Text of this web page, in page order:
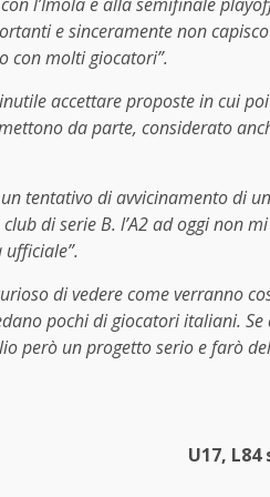
e sinceramente non
con molti giocatori”.
accettare proposte in cui
da parte, considerato
tentativo di avvicinamento di
di serie B. l’A2 ad oggi non
di vedere come verranno
pochi di giocatori italiani. Se
però un progetto serio e farò
U17,